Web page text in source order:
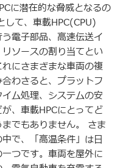
に潜在的な脅威となるの
して、車載HPC(CPU)
電子部品、高速伝送イ
ソースの割り当てとい
にさまざまな車両の複
わさると、プラットフ
ム処理、システムの安
、車載HPCにとってど
でもありません。 さま
で、「高温条件」は日
つです。車両を屋外に